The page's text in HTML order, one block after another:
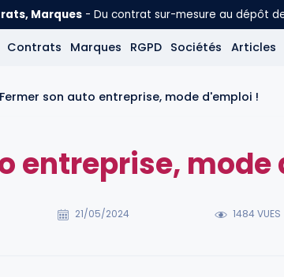
Marques - Du contrat sur-mesure au dépôt
Contrats Marques RGPD Sociétés Articles
Fermer son auto entreprise, mode d'emploi !
entreprise, mode
21/05/2024 1484 VUES